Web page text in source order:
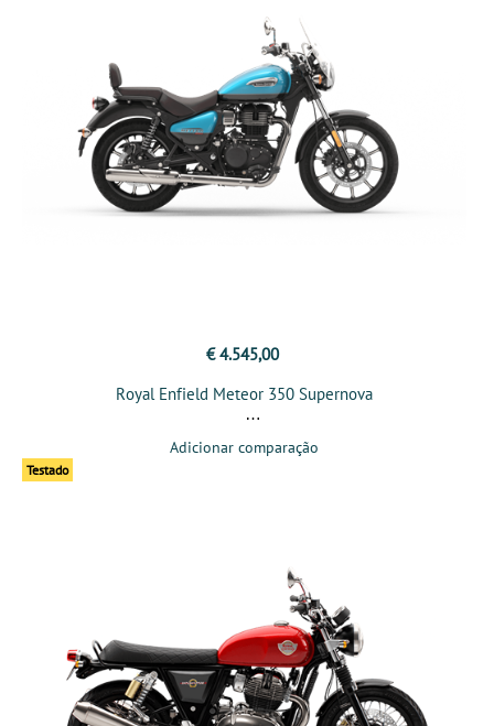
€ 4.545,00
Royal Enfield Meteor 350 Supernova
Adicionar comparação
Testado